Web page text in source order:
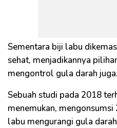
Sementara biji labu
sehat, menjadikannya
mengontrol gula darah juga.
Sebuah studi pada 2018
menemukan,
labu mengurangi gula